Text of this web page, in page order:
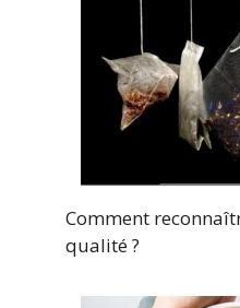
Comment
qualité ?